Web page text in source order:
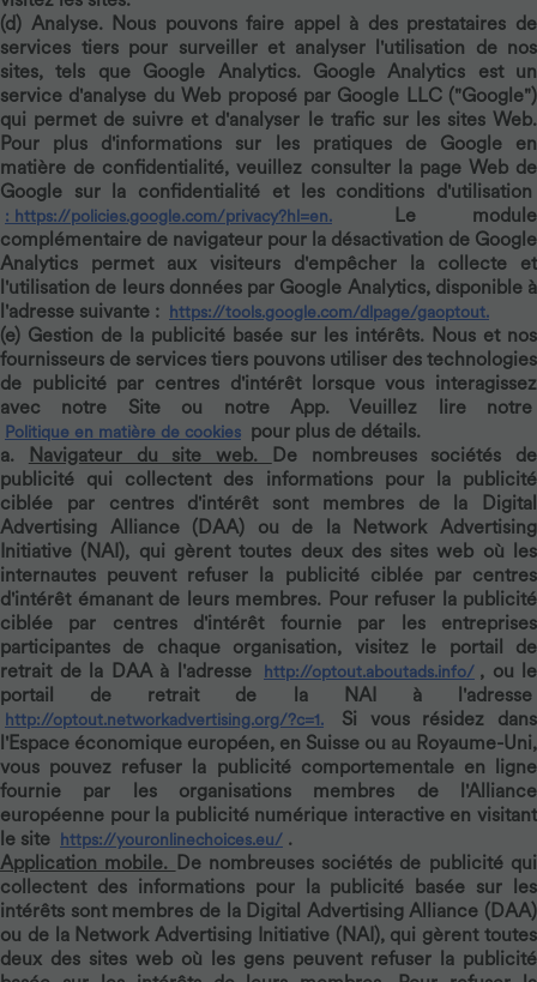
(d) Analyse.Nous pouvons faire appel à des prestataires de
services tiers pour surveiller et analyser l'utilisation de nos
sites, tels que Google Analytics. Google Analytics est un
service d'analyse du Web proposé par Google LLC ("Google")
qui permet de suivre et d'analyser le trafic sur les sites Web.
Pour plus d'informations sur les pratiques de Google en
matière de confidentialité, veuillez consulter la page Web de
Google sur la confidentialité et les conditions d'utilisation
: https://policies.google.com/privacy?hl=en.
Le module
complémentaire de navigateur pour la désactivation de Google
Analytics permet aux visiteurs d'empêcher la collecte et
l'utilisation de leurs données par Google Analytics, disponible à
l'adresse suivante :
https://tools.google.com/dlpage/gaoptout.
(e) Gestion de la publicité basée sur les intérêts. Nous et nos
fournisseurs de services tiers pouvons utiliser des technologies
de publicité par centres d'intérêt lorsque vous interagissez
avec notre Site ou notre App. Veuillez lire notre
Politique en matière de cookies pour plus de détails.
a.
Navigateur du site web.
De nombreuses sociétés de
publicité qui collectent des informations pour la publicité
ciblée par centres d'intérêt sont membres de la Digital
Advertising Alliance (DAA) ou de la Network Advertising
Initiative (NAI), qui gèrent toutes deux des sites web où les
internautes peuvent refuser la publicité ciblée par centres
d'intérêt émanant de leurs membres. Pour refuser la publicité
ciblée par centres d'intérêt fournie par les entreprises
participantes de chaque organisation, visitez le portail de
retrait de la DAA à l'adresse
http://optout.aboutads.info/ , ou le
portail de retrait de la NAI à l'adresse
http://optout.networkadvertising.org/?c=1.
Si vous résidez dans
l'Espace économique européen, en Suisse ou au Royaume-Uni,
vous pouvez refuser la publicité comportementale en ligne
fournie par les organisations membres de l'Alliance
européenne pour la publicité numérique interactive en visitant
le site
https://youronlinechoices.eu/ .
Application mobile. De nombreuses sociétés de publicité qui
collectent des informations pour la publicité basée sur les
intérêts sont membres de la Digital Advertising Alliance (DAA)
ou de la Network Advertising Initiative (NAI), qui gèrent toutes
deux des sites web où les gens peuvent refuser la publicité